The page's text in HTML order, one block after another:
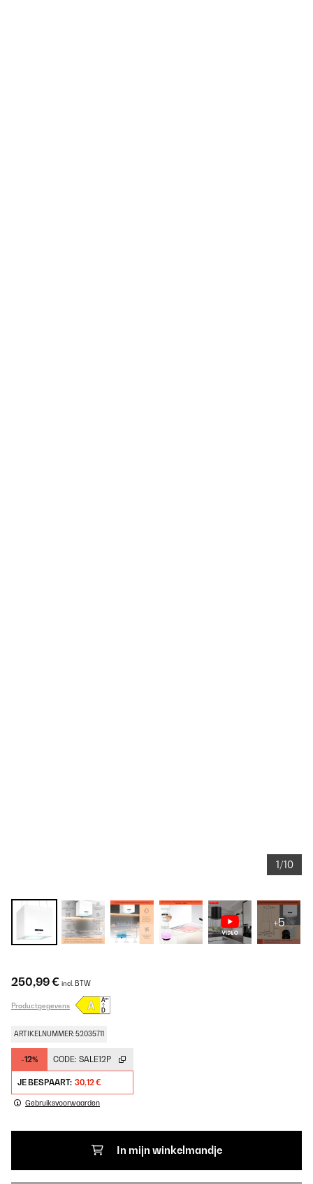
1/10
+5
250,99 € incl. BTW
Productgegevens
ARTIKELNUMMER: 52035711
-12% CODE: SALE12P
JE BESPAART: 30,12 €
Gebruiksvoorwaarden
In mijn winkelmandje